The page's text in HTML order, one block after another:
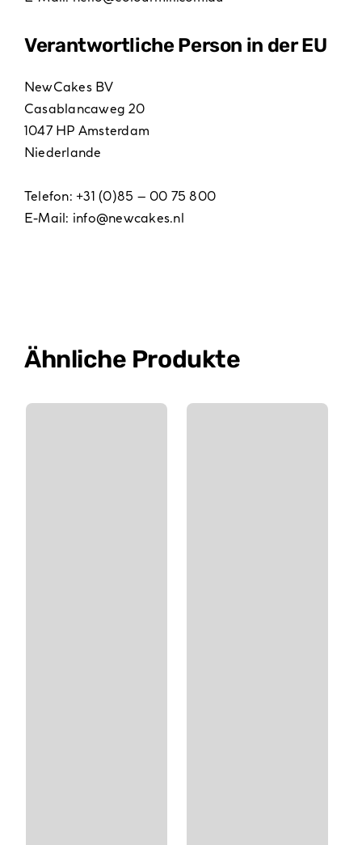
Verantwortliche Person in der EU
NewCakes BV
Casablancaweg 20
1047 HP Amsterdam
Niederlande
Telefon: +31 (0)85 – 00 75 800
E-Mail: info@newcakes.nl
Ähnliche Produkte